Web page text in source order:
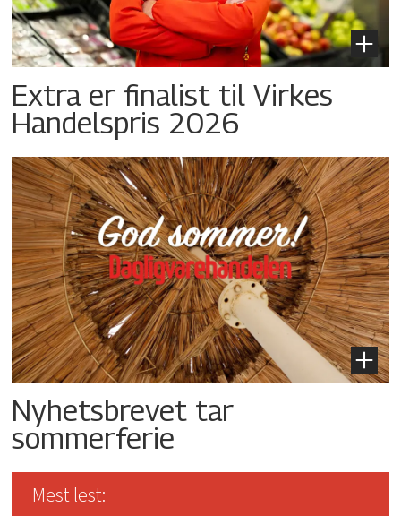
Extra er finalist til Virkes
Handelspris 2026
Nyhetsbrevet tar
sommerferie
Mest lest: